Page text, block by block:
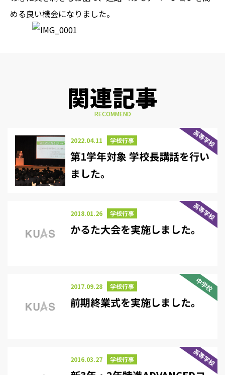
める良い機会になりました。
関連記事
RECOMMEND
高等学校
2022.04.11 学校行事
第1学年対象 学校長講話を行い
ました。
高等学校
2018.01.26 学校行事
かるた大会を実施しました。
中学校
2017.09.28 学校行事
前期終業式を実施しました。
高等学校
2016.03.27 学校行事